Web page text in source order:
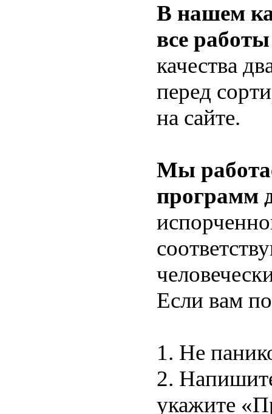
В нашем
все
качества
перед
на сайте.
Мы
программ
Если вам
1. Не
2.
укажите